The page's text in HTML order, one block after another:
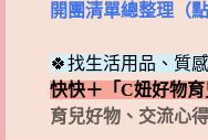
開團清單總整理（點
🍀找生活用品、質
快快＋「C妞好物育
育兒好物、交流心